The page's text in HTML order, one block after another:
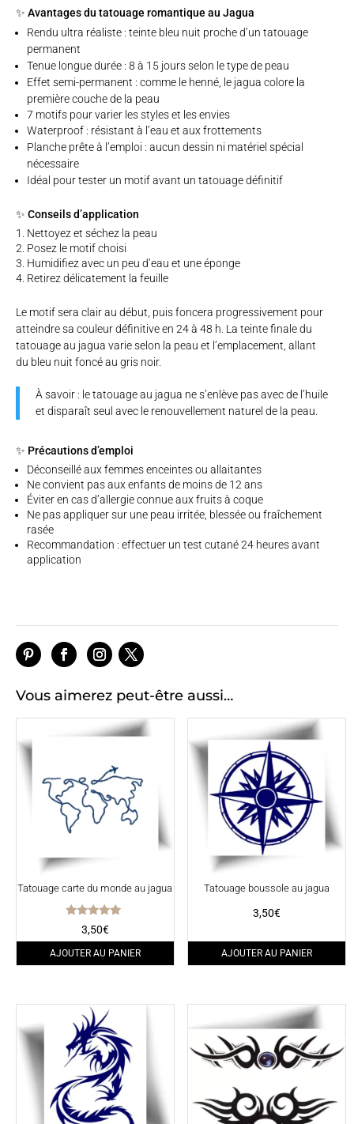
✨ Avantages du tatouage romantique au Jagua
Rendu ultra réaliste : teinte bleu nuit proche d’un tatouage
permanent
Tenue longue durée : 8 à 15 jours selon le type de peau
Effet semi-permanent : comme le henné, le jagua colore la
première couche de la peau
7 motifs pour varier les styles et les envies
Waterproof : résistant à l’eau et aux frottements
Planche prête à l’emploi : aucun dessin ni matériel spécial
nécessaire
Idéal pour tester un motif avant un tatouage définitif
✨ Conseils d’application
Nettoyez et séchez la peau
Posez le motif choisi
Humidifiez avec un peu d’eau et une éponge
Retirez délicatement la feuille
Le motif sera clair au début, puis foncera progressivement pour
atteindre sa couleur définitive en 24 à 48 h. La teinte finale du
tatouage au jagua varie selon la peau et l’emplacement, allant
du bleu nuit foncé au gris noir.
À savoir : le tatouage au jagua ne s’enlève pas avec de l’huile
et disparaît seul avec le renouvellement naturel de la peau.
✨ Précautions d’emploi
Déconseillé aux femmes enceintes ou allaitantes
Ne convient pas aux enfants de moins de 12 ans
Éviter en cas d’allergie connue aux fruits à coque
Ne pas appliquer sur une peau irritée, blessée ou fraîchement
rasée
Recommandation : effectuer un test cutané 24 heures avant
application
Vous aimerez peut-être aussi…
Tatouage carte du monde au jagua
Note
5.00
3,50€
AJOUTER AU PANIER
Tatouage boussole au jagua
3,50€
AJOUTER AU PANIER